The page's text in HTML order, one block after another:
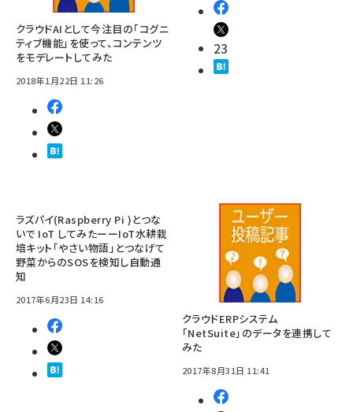
クラウドAIとして今注目の「コグニ
ティブ機能」を使って、コンテンツ
をモデレートしてみた
2018年1月22日 11:26
23
ラズパイ(Raspberry Pi )とつな
いで IoT してみたーーIoT水耕栽
培キット「やさい物語」とつなげて
野菜からのSOSを検知し自動通
知
2017年6月23日 14:16
クラウドERPシステム
「NetSuite」のデータを連携して
みた
2017年8月31日 11:41